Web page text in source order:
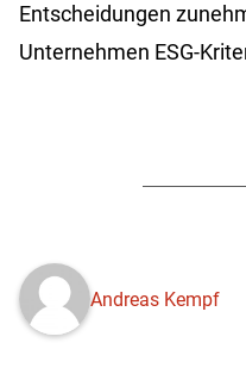
Entscheidungen
Unternehmen ESG-
Andreas Kempf